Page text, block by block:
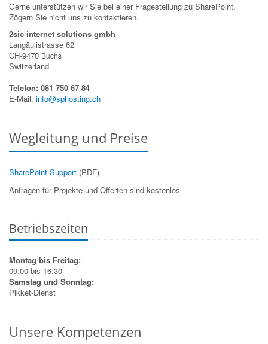
Gerne unterstützen wir Sie bei einer Fragestellung zu SharePoint.
Zögern Sie nicht uns zu kontaktieren.
2sic internet solutions gmbh
Langäulistrasse 62
CH-9470 Buchs
Switzerland
Telefon: 081 750 67 84
E-Mail: info@sphosting.ch
Wegleitung und Preise
SharePoint Support (PDF)
Anfragen für Projekte und Offerten sind kostenlos
Betriebszeiten
Montag bis Freitag:
09:00 bis 16:30
Samstag und Sonntag:
Pikket-Dienst
Unsere Kompetenzen